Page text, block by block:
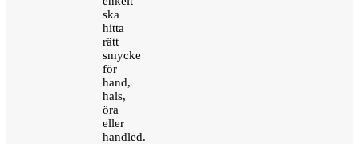
ska
hitta
rätt
smycke
för
hand,
hals,
öra
eller
handled.